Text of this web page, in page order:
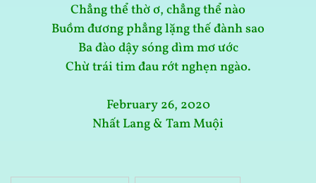
Chẳng thể thờ ơ, chẳng thể nào
Buồm đương phẳng lặng thế đành sao
Ba đào dậy sóng dìm mơ ước
Chừ trái tim đau rớt nghẹn ngào.
February 26, 2020
Nhất Lang & Tam Muội